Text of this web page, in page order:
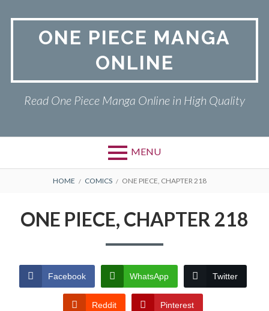
ONE PIECE MANGA
ONLINE
Read One Piece Manga Online in High Quality
MENU
Primary
ONE PIECE
TERMS AND
CONDITIONS
BREADCRUMBS
HOME COMICS ONE PIECE, CHAPTER 218
ONE PIECE, CHAPTER 218
Facebook WhatsApp Twitter
Reddit Pinterest